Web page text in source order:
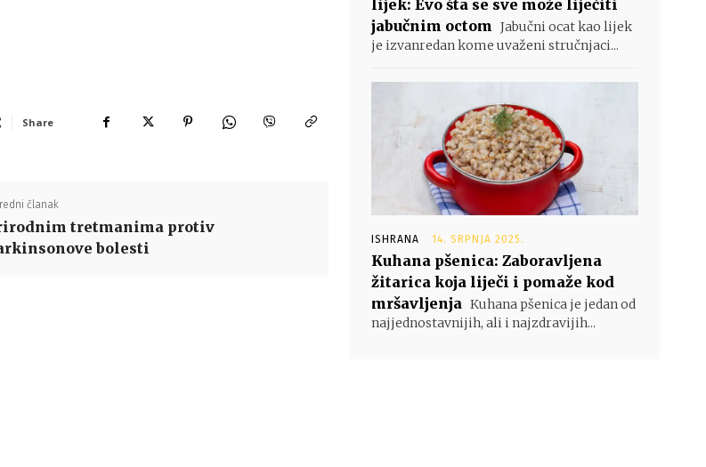
Share
članak
tretmanima protiv
bolesti
lijek: Evo šta se sve može liječiti
jabučnim octom Jabučni ocat kao lijek
je izvanredan kome uvaženi stručnjaci...
ISHRANA 14. SRPNJA 2025.
Kuhana pšenica: Zaboravljena
žitarica koja liječi i pomaže kod
mršavljenja Kuhana pšenica je jedan od
najjednostavnijih, ali i najzdravijih...